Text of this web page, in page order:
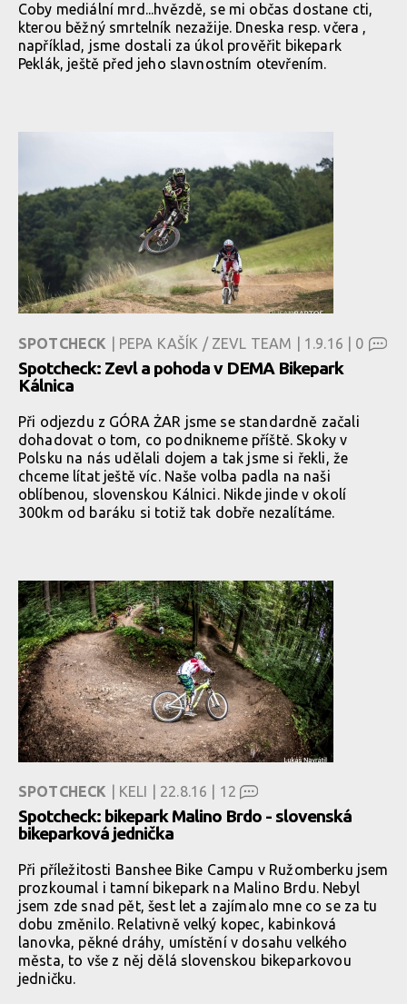
Coby mediální mrd...hvězdě, se mi občas dostane cti,
kterou běžný smrtelník nezažije. Dneska resp. včera ,
například, jsme dostali za úkol prověřit bikepark
Peklák, ještě před jeho slavnostním otevřením.
SPOTCHECK | PEPA KAŠÍK / ZEVL TEAM | 1.9.16 | 0
Spotcheck: Zevl a pohoda v DEMA Bikepark
Kálnica
Při odjezdu z GÓRA ŻAR jsme se standardně začali
dohadovat o tom, co podnikneme příště. Skoky v
Polsku na nás udělali dojem a tak jsme si řekli, že
chceme lítat ještě víc. Naše volba padla na naši
oblíbenou, slovenskou Kálnici. Nikde jinde v okolí
300km od baráku si totiž tak dobře nezalítáme.
SPOTCHECK | KELI | 22.8.16 | 12
Spotcheck: bikepark Malino Brdo - slovenská
bikeparková jednička
Při příležitosti Banshee Bike Campu v Ružomberku jsem
prozkoumal i tamní bikepark na Malino Brdu. Nebyl
jsem zde snad pět, šest let a zajímalo mne co se za tu
dobu změnilo. Relativně velký kopec, kabinková
lanovka, pěkné dráhy, umístění v dosahu velkého
města, to vše z něj dělá slovenskou bikeparkovou
jedničku.